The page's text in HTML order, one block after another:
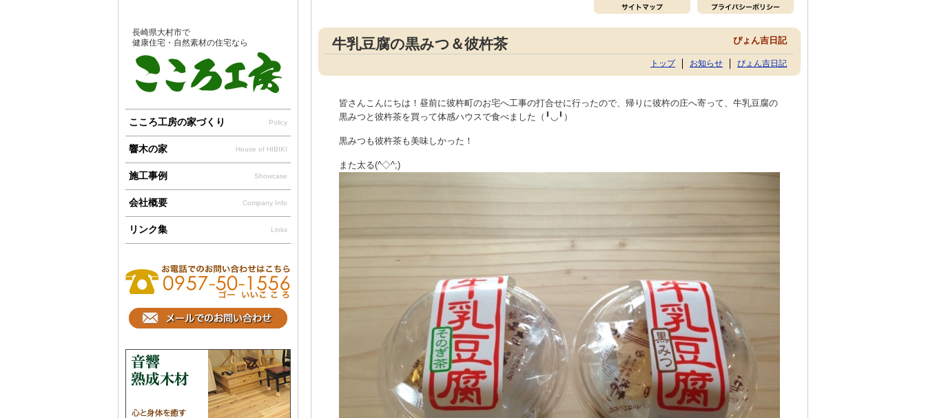
牛乳豆腐の黒みつ＆彼杵茶 ぴょん吉日記
トップ お知らせ ぴょん吉日記
皆さんこんにちは！昼前に彼杵町のお宅へ工事の打合せに行ったので、帰りに彼杵の庄へ寄って、牛乳豆腐の
黒みつと彼杵茶を買って体感ハウスで食べました（╹◡╹）
黒みつも彼杵茶も美味しかった！
また太る(^◇^;)
長崎県大村市で
健康住宅・自然素材の住宅なら
こころ工房の家づくり Policy
響木の家 House of HIBIKI
施工事例 Showcase
会社概要 Company Info
リンク集 Links